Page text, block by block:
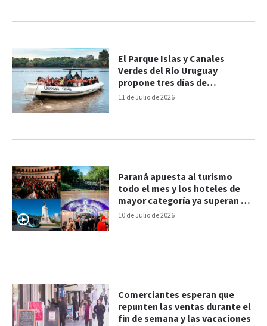
11 de Julio de 2026
El Parque Islas y Canales
Verdes del Río Uruguay
propone tres días de
actividades gratuitas
10 de Julio de 2026
Paraná apuesta al turismo
todo el mes y los hoteles de
mayor categoría ya superan el
60% de ocupación
Comerciantes esperan que
repunten las ventas durante el
fin de semana y las vacaciones